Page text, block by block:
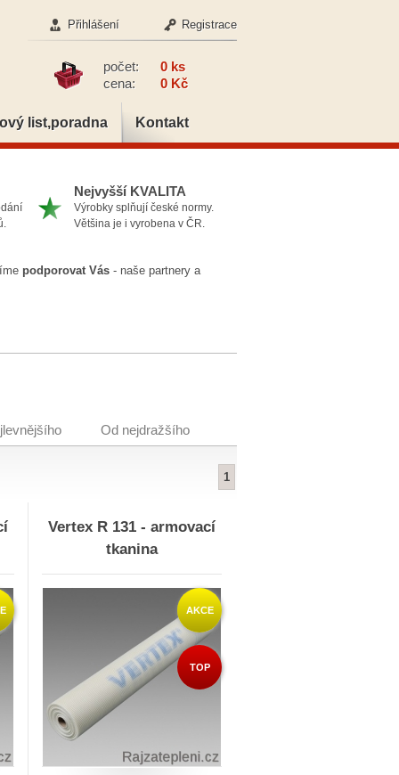
Přihlášení Registrace
počet:
0 ks
cena:
0 Kč
list,poradna Kontakt
Nejvyšší KVALITA
Výrobky splňují české normy.
Většina je i vyrobena v ČR.
podporovat Vás - naše partnery a
Od nejdražšího
1
Vertex R 131 - armovací
tkanina
AKCE
TOP